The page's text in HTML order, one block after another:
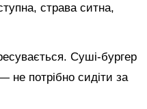
страва ситна,
Суші-бургер
не потрібно сидіти за